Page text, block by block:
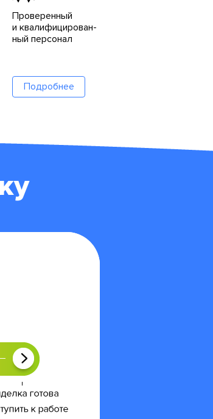
Проверенный
и квалифицирован-
ный персонал
Подробнее